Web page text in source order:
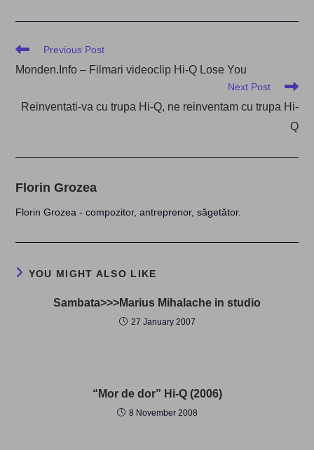
Read
articles
Previous Post
Monden.Info – Filmari videoclip Hi-Q Lose You
Next Post
Reinventati-va cu trupa Hi-Q, ne reinventam cu trupa Hi-
Q
Florin Grozea
Florin Grozea - compozitor, antreprenor, săgetător.
YOU MIGHT ALSO LIKE
Sambata>>>Marius Mihalache in studio
27 January 2007
“Mor de dor” Hi-Q (2006)
8 November 2008